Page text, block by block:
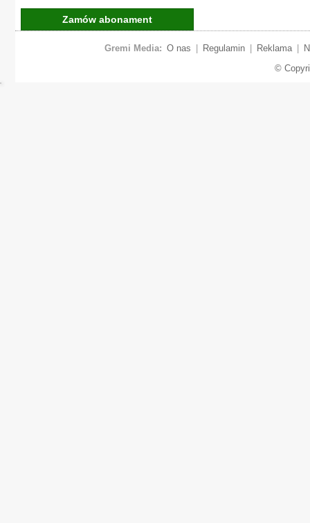
Zamów abonament
Gremi Media: O nas Regulamin Reklama
©